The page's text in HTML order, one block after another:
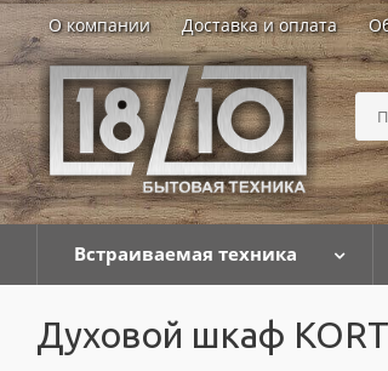
О компании Доставка и оплата
Встраиваемая техника
Духовой шкаф